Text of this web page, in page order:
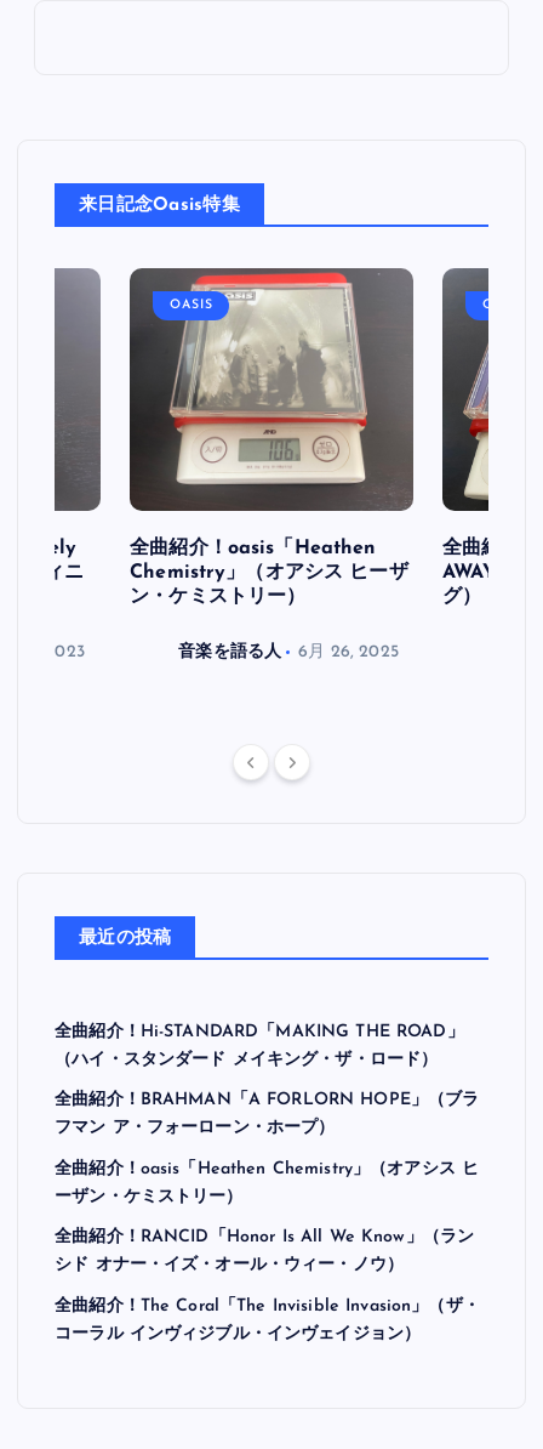
来日記念Oasis特集
フィニ
30, 2023
OASIS
全曲紹介！oasis「Heathen
Chemistry」（オアシス ヒーザ
ン・ケミストリー）
音楽を語る人 6月 26, 2025
OASIS
全曲紹介
AWAY」
グ）
最近の投稿
全曲紹介！Hi-STANDARD「MAKING THE ROAD」
（ハイ・スタンダード メイキング・ザ・ロード）
全曲紹介！BRAHMAN「A FORLORN HOPE」（ブラ
フマン ア・フォーローン・ホープ）
全曲紹介！oasis「Heathen Chemistry」（オアシス ヒ
ーザン・ケミストリー）
全曲紹介！RANCID「Honor Is All We Know」（ラン
シド オナー・イズ・オール・ウィー・ノウ）
全曲紹介！The Coral「The Invisible Invasion」（ザ・
コーラル インヴィジブル・インヴェイジョン）